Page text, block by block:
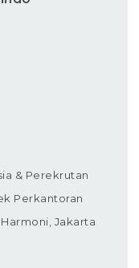
& Perekrutan
Perkantoran
Jakarta